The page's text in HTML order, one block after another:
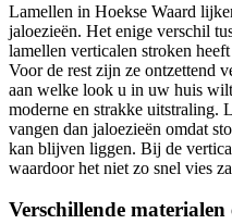
Lamellen in Hoekse Waard
jaloezieën. Het enige verschil
lamellen verticalen stroken
Voor de rest zijn ze ontzettend
aan welke look u in uw huis
moderne en strakke uitstraling.
vangen dan jaloezieën omdat
kan blijven liggen. Bij de
waardoor het niet zo snel vies
Verschillende materialen